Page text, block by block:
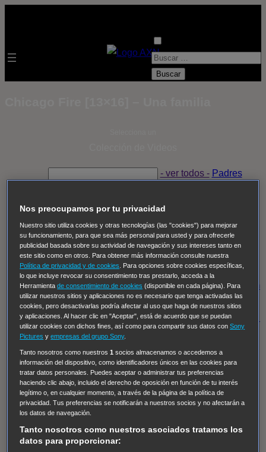
B
- ver todos - Padres
Despedida Salvaje Despedida Salvaje
Thomas, el ojo del FBI
Pan Am
Dawson crece
Insomnia El Guardián The Blacklist Cinco en familia
Hudson & Rex Diez libras y un sueño Mr Loverman
Regreso al futuro III NUEVE CUERPOS Los últimos
caballeros Tormenta infinita Sing Street Cobra Kai
Tom
y Lola High Country Los casos de Susan Ryeland:
Moonflower Murders Twisted Metal Mentes Criminales:
Evolution Terapia de Choque
Hailey Dean Without Sin: Libre de Culpa Morbius
NCIS: Nueva Orleans Pandora En fuera de juego
The Shield: Al margen de la ley Duplicated Preacher
The Killing Kind Intersecciones DOC Bite Club
Chicago Fire
de personas desaparecidas Mad Dogs La Sustituta
Ladrón de guante blanco
Nos preocupamos por tu privacidad
Nuestro sitio utiliza cookies y otras tecnologías (las "cookies") para mejorar
su funcionamiento, para que sea más personal para usted y para ofrecerle
publicidad basada sobre su actividad de navegación y sus intereses tanto en
este sitio como en otros. Para obtener más información consulte nuestra
Política de privacidad y de cookies
. Para opciones sobre cookies específicas,
lo que incluye revocar su consentimiento tras prestarlo, acceda a la
Herramientade consentimiento de cookies (disponible en cada página). Para
utilizar nuestros sitios y aplicaciones no es necesario que tenga activadas las
cookies, pero desactivarlas podría afectar al uso que haga de nuestros sitios
y aplicaciones. Al hacer clic en "Aceptar", está de acuerdo que se puedan
utilizar cookies con dichos fines, así como para compartir sus datos conSony
Pictures yempresas del grupo Sony.
Tanto nosotros como nuestros1 socios almacenamos o accedemos a
información del dispositivo, como identificadores únicos en las cookies para
tratar datos personales. Puedes aceptar o administrar tus preferencias
haciendo clic abajo, incluido el derecho de oposición en función de tu interés
legítimo o, en cualquier momento, a través de la página de la política de
privacidad. Tus preferencias se notificarán a nuestros socios y no afectarán a
los datos de navegación.
Tanto nosotros como nuestros asociados tratamos los
datos para proporcionar: